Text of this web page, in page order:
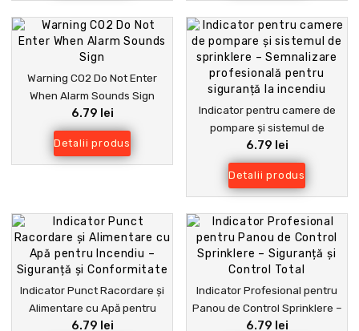
Warning CO2 Do Not Enter
When Alarm Sounds Sign
6.79 lei
Detalii produs
Indicator pentru camere de
pompare și sistemul de
sprinklere – Semnalizare
profesională pentru siguranță
la incendiu
6.79 lei
Detalii produs
Indicator Punct Racordare și
Alimentare cu Apă pentru
Incendiu – Siguranță și
6.79 lei
Indicator Profesional pentru
Panou de Control Sprinklere –
Siguranță și Control Total
6.79 lei